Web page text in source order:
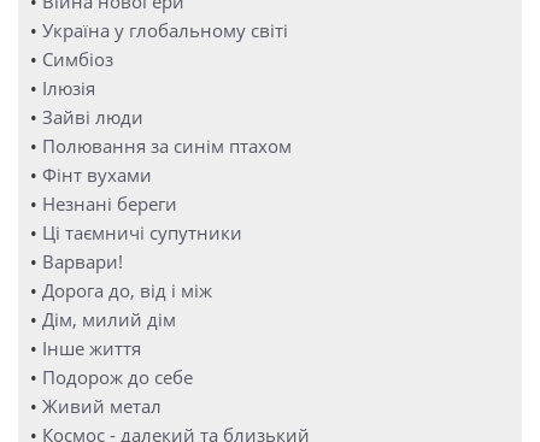
• Україна у глобальному світі
• Симбіоз
• Ілюзія
• Зайві люди
• Полювання за синім птахом
• Фінт вухами
• Незнані береги
• Ці таємничі супутники
• Варвари!
• Дорога до, від і між
• Дім, милий дім
• Інше життя
• Подорож до себе
• Живий метал
• Космос - далекий та близький